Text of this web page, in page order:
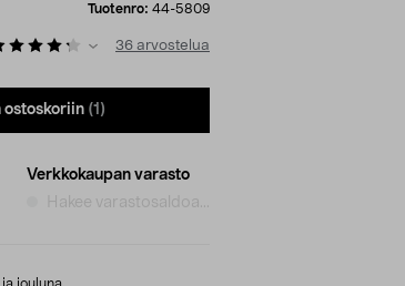
Tuotenro: 44-5809
36 arvostelua
ostoskoriin (1)
Verkkokaupan varasto
Hakee varastosaldoa...